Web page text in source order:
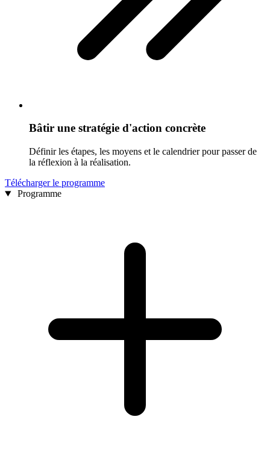
Bâtir une stratégie d'action concrète
Définir les étapes, les moyens et le calendrier pour passer de
la réflexion à la réalisation.
Télécharger le programme
Programme